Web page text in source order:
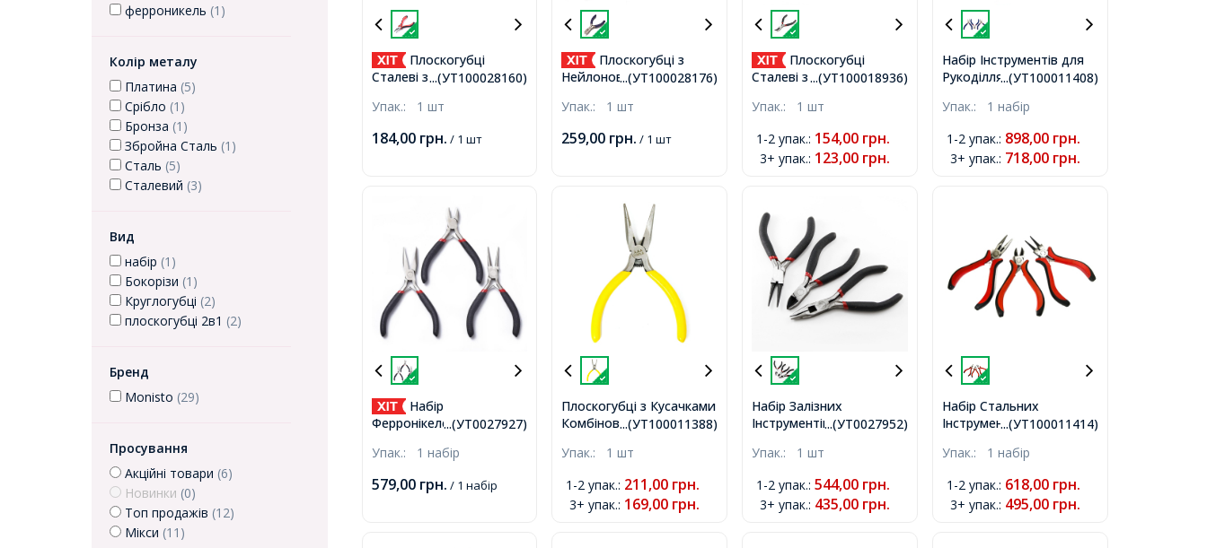
ферроникель (1)
Колір металу
Платина (5)
Срібло (1)
Бронза (1)
Збройна Сталь (1)
Сталь (5)
Сталевий (3)
Вид
набір (1)
Бокорізи (1)
Круглогубці (2)
плоскогубці 2в1 (2)
Бренд
Monisto (29)
Просування
Акційні товари (6)
Новинки (0)
Топ продажів (12)
Мікси (11)
...(УТ100028160)
Плоскогубці
Сталеві з Вигнутим
для Біжутерії та
13см,
Упак.: 1 шт
184,00 грн. / 1 шт
...(УТ100028176)
Плоскогубці з
Нейлоновими
з Крихкими
Сині,
Упак.: 1 шт
259,00 грн. / 1 шт
...(УТ100018936)
Плоскогубці
Сталеві з Вигнутим
для Рукоділля та
Упак.: 1 шт
1-2 упак.: 154,00 грн.
3+ упак.: 123,00 грн.
...(УТ100011408)
Набір Інструментів для
Рукоділля та Біжутерії з
Круглогубці, Плоскогубці
110~130x53 мм, 3шт/
набір
Упак.: 1 набір
1-2 упак.: 898,00 грн.
3+ упак.: 718,00 грн.
...(УТ0027927)
Набір
Ферронікелевих
Рукоділля та Біжутерії,
Круглогубці, Бокорізи,
Упак.: 1 набір
579,00 грн. / 1 набір
...(УТ100011388)
Плоскогубці з Кусачками
Комбіновані, Інструмент
Біжутерії з Вуглецевої
13.5x5.5см,
Упак.: 1 шт
1-2 упак.: 211,00 грн.
3+ упак.: 169,00 грн.
...(УТ0027952)
Набір Залізних
Інструментів для
Блістері, Круглогубці,
Чорний, 190х170х14мм,
3шт/набір,
Упак.: 1 шт
1-2 упак.: 544,00 грн.
3+ упак.: 435,00 грн.
...(УТ100011414)
Набір Стальних
Інструментів для
Блістері, Круглогубці,
Червоний,
185x170x20мм, 3 шт/
Упак.: 1 набір
1-2 упак.: 618,00 грн.
3+ упак.: 495,00 грн.